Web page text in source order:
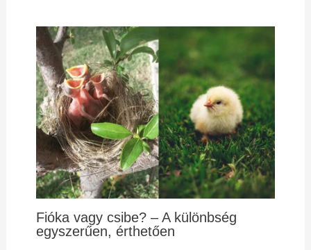
Fióka vagy csibe? – A különbség
egyszerűen, érthetően